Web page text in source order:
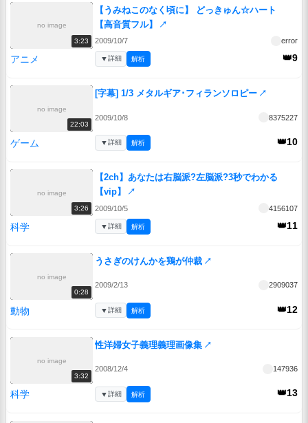
no image
3:23
【うみねこのなく頃に】 どっきゅん☆ハート
【高音質フル】
↗
2009/10/7 error
アニメ 👑9
▼詳細 解析
no image
22:03
[字幕] 1/3 メタルギア･フィランソロピー ↗
2009/10/8 8375227
ゲーム 👑10
▼詳細 解析
no image
3:26
【2ch】あなたは右脳派?左脳派?3秒でわかる
【vip】
↗
2009/10/5 4156107
科学 👑11
▼詳細 解析
no image
0:28
うさぎのけんかを鶏が仲裁 ↗
2009/2/13 2909037
動物 👑12
▼詳細 解析
no image
3:32
性洋婦女子義理義理画像集 ↗
2008/12/4 147936
科学 👑13
▼詳細 解析